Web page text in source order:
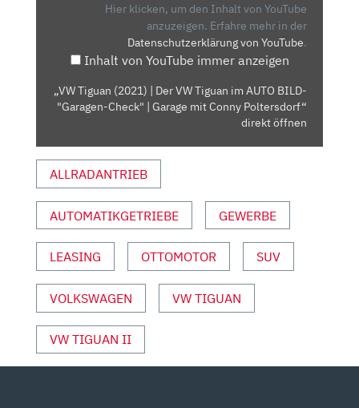
AUTO
BILD-
|
GARAGE
MIT
CONNY
VON
YOUTUBE
ANZEIGEN
Hier klicken, um den Inhalt von YouTube
anzuzeigen. Erfahre mehr in der
Datenschutzerklärung von YouTube.
Inhalt von YouTube immer anzeigen
„VW Tiguan (2021) | Der VW Tiguan im AUTO BILD-
"Garagen-Check" | Garage mit Conny Poltersdorf“
direkt öffnen
ALLRADANTRIEB
AUTOMATIKGETRIEBE GEWERBE
LEASING OTTOMOTOR SUV
VOLKSWAGEN VW TIGUAN
VW TIGUAN II